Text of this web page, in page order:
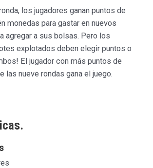
los jugadores ganan puntos de
monedas para gastar en nuevos
agregar a sus bolsas. Pero los
explotados deben elegir puntos o
El jugador con más puntos de
las nueve rondas gana el juego.